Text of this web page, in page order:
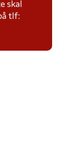
skal
tlf: